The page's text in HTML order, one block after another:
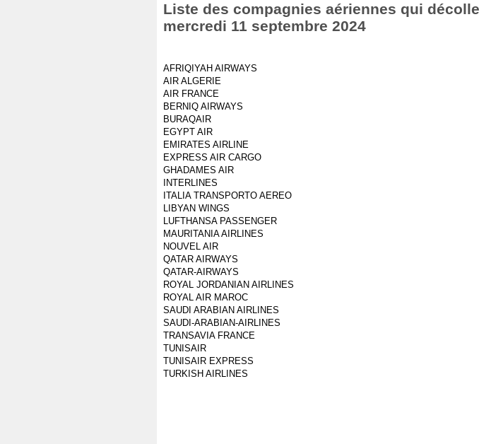
Liste des compagnies aériennes qui
mercredi 11 septembre 2024
AFRIQIYAH AIRWAYS
AIR ALGERIE
AIR FRANCE
BERNIQ AIRWAYS
BURAQAIR
EGYPT AIR
EMIRATES AIRLINE
EXPRESS AIR CARGO
GHADAMES AIR
INTERLINES
ITALIA TRANSPORTO AEREO
LIBYAN WINGS
LUFTHANSA PASSENGER
MAURITANIA AIRLINES
NOUVEL AIR
QATAR AIRWAYS
QATAR-AIRWAYS
ROYAL JORDANIAN AIRLINES
ROYAL AIR MAROC
SAUDI ARABIAN AIRLINES
SAUDI-ARABIAN-AIRLINES
TRANSAVIA FRANCE
TUNISAIR
TUNISAIR EXPRESS
TURKISH AIRLINES